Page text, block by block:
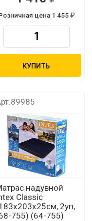
цена 1 455
КУПИТЬ
надувной
Classic
2уп,
755) (64-755)